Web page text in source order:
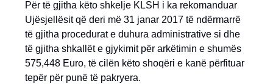
Për të gjitha këto shkelje KLSH i ka rekomanduar
Ujësjellësit që deri më 31 janar 2017 të ndërmarrë
të gjitha procedurat e duhura administrative si dhe
të gjitha shkallët e gjykimit për arkëtimin e shumës
575,448 Euro, të cilën këto shoqëri e kanë përfituar
tepër për punë të pakryera.